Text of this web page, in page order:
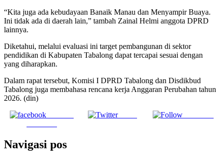
“Kita juga ada kebudayaan Banaik Manau dan Menyampir Buaya.
Ini tidak ada di daerah lain,” tambah Zainal Helmi anggota DPRD
lainnya.
Diketahui, melalui evaluasi ini target pembangunan di sektor
pendidikan di Kabupaten Tabalong dapat tercapai sesuai dengan
yang diharapkan.
Dalam rapat tersebut, Komisi I DPRD Tabalong dan Disdikbud
Tabalong juga membahasa rencana kerja Anggaran Perubahan tahun
2026. (din)
Tweet
Navigasi pos